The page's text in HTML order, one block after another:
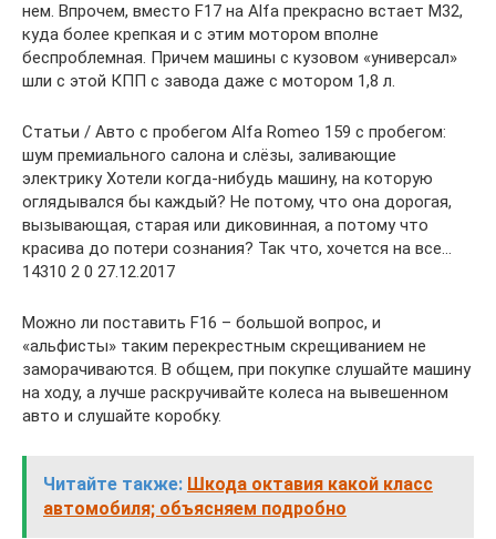
нем. Впрочем, вместо F17 на Alfa прекрасно встает М32,
куда более крепкая и с этим мотором вполне
беспроблемная. Причем машины с кузовом «универсал»
шли с этой КПП с завода даже с мотором 1,8 л.
Статьи / Авто с пробегом Alfa Romeo 159 с пробегом:
шум премиального салона и слёзы, заливающие
электрику Хотели когда-нибудь машину, на которую
оглядывался бы каждый? Не потому, что она дорогая,
вызывающая, старая или диковинная, а потому что
красива до потери сознания? Так что, хочется на все…
14310 2 0 27.12.2017
Можно ли поставить F16 – большой вопрос, и
«альфисты» таким перекрестным скрещиванием не
заморачиваются. В общем, при покупке слушайте машину
на ходу, а лучше раскручивайте колеса на вывешенном
авто и слушайте коробку.
Читайте также: Шкода октавия какой класс
автомобиля; объясняем подробно